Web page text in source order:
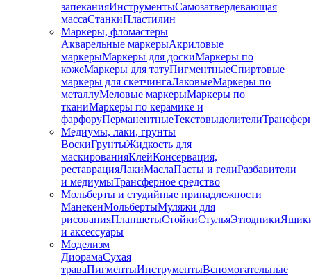
запеканияИнструментыСамозатвердевающая
массаСтанкиПластилин
Маркеры, фломастеры
Акварельные маркерыАкриловые
маркерыМаркеры для доскиМаркеры по
кожеМаркеры для татуПигментныеCпиртовые
маркеры для скетчингаЛаковыеМаркеры по
металлуМеловые маркерыМаркеры по
тканиМаркеры по керамике и
фарфоруПерманентныеТекстовыделители
Медиумы, лаки, грунты
ВоскиГрунтыЖидкость для
маскированияКлейКонсервация,
реставрацияЛакиМаслаПасты и гелиРазбавители
и медиумыТрансферное средство
Мольберты и студийные принадлежности
МанекенМольбертыМуляжи для
рисованияПланшетыСтойкиСтульяЭтюдники
и аксессуары
Моделизм
ДиорамаСухая
траваПигментыИнструментыВспомогательные